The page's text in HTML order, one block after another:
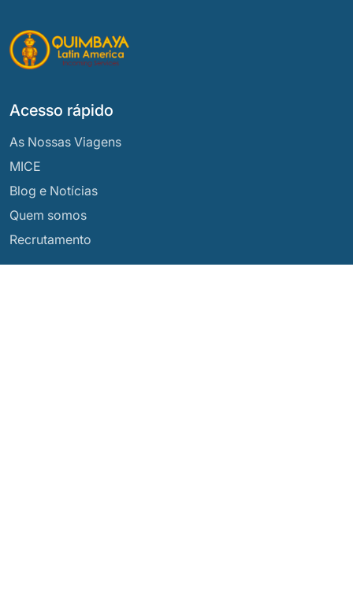
Acesso rápido
As Nossas Viagens
MICE
Blog e Notícias
Quem somos
Recrutamento